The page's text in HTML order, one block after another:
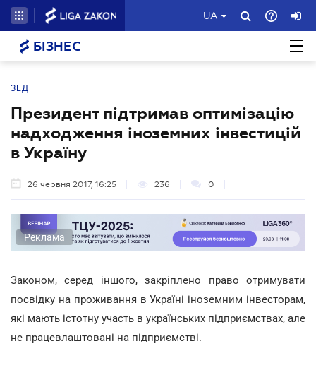
UA
БІЗНЕС
ЗЕД
Президент підтримав оптимізацію
надходження іноземних інвестицій
в Україну
26 червня 2017, 16:25 236 0
Реклама
Законом, серед іншого, закріплено право отримувати
посвідку на проживання в Україні іноземним інвесторам,
які мають істотну участь в українських підприємствах, але
не працевлаштовані на підприємстві.